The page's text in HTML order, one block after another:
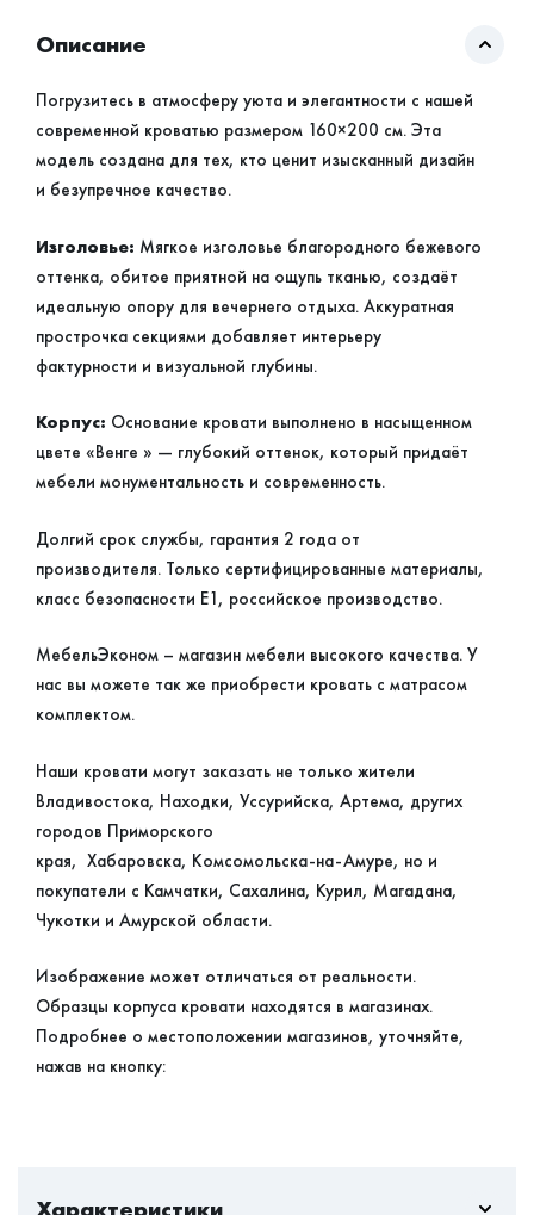
Описание
Погрузитесь в атмосферу уюта и элегантности с нашей
современной кроватью размером 160×200 см. Эта
модель создана для тех, кто ценит изысканный дизайн
и безупречное качество.
Изголовье: Мягкое изголовье благородного бежевого
оттенка, обитое приятной на ощупь тканью, создаёт
идеальную опору для вечернего отдыха. Аккуратная
прострочка секциями добавляет интерьеру
фактурности и визуальной глубины.
Корпус: Основание кровати выполнено в насыщенном
цвете «Венге » — глубокий оттенок, который придаёт
мебели монументальность и современность.
Долгий срок службы, гарантия 2 года от
производителя. Только сертифицированные материалы,
класс безопасности Е1, российское производство.
МебельЭконом – магазин мебели высокого качества. У
нас вы можете так же приобрести кровать с матрасом
комплектом.
Наши кровати могут заказать не только жители
Владивостока, Находки, Уссурийска, Артема, других
городов Приморского
края, Хабаровска, Комсомольска-на-Амуре, но и
покупатели с Камчатки, Сахалина, Курил, Магадана,
Чукотки и Амурской области.
Изображение может отличаться от реальности.
Образцы корпуса кровати находятся в магазинах.
Подробнее о местоположении магазинов, уточняйте,
нажав на кнопку:
Характеристики